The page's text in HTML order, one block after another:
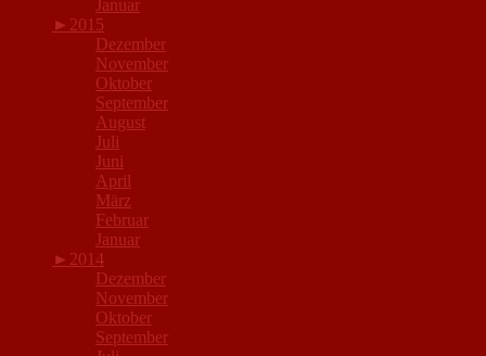
Januar
► 2015
Dezember
November
Oktober
September
August
Juli
Juni
April
März
Februar
Januar
► 2014
Dezember
November
Oktober
September